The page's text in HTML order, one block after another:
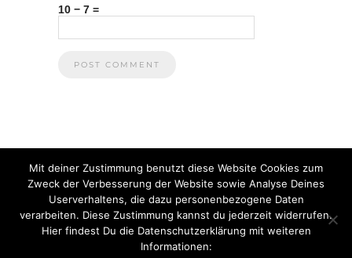
10 − 7 =
Mit deiner Zustimmung benutzt diese Website Cookies zum
Zweck der Verbesserung der Website sowie Analyse Deines
Userverhaltens, die dazu personenbezogene Daten
verarbeiten. Diese Zustimmung kannst du jederzeit widerrufen.
Hier findest Du die Datenschutzerklärung mit weiteren
Informationen: